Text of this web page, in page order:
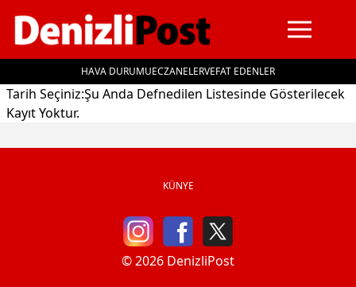
HAVA DURUMUECZANELERVEFAT EDENLER
İçeriğe geç
Tarih Seçiniz:Şu Anda Defnedilen Listesinde Gösterilecek
Kayıt Yoktur.
KÜNYE
© 2026 DenizliPost